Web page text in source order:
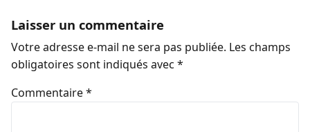
Laisser un commentaire
Votre adresse e-mail ne sera pas publiée. Les champs
obligatoires sont indiqués avec *
Commentaire*